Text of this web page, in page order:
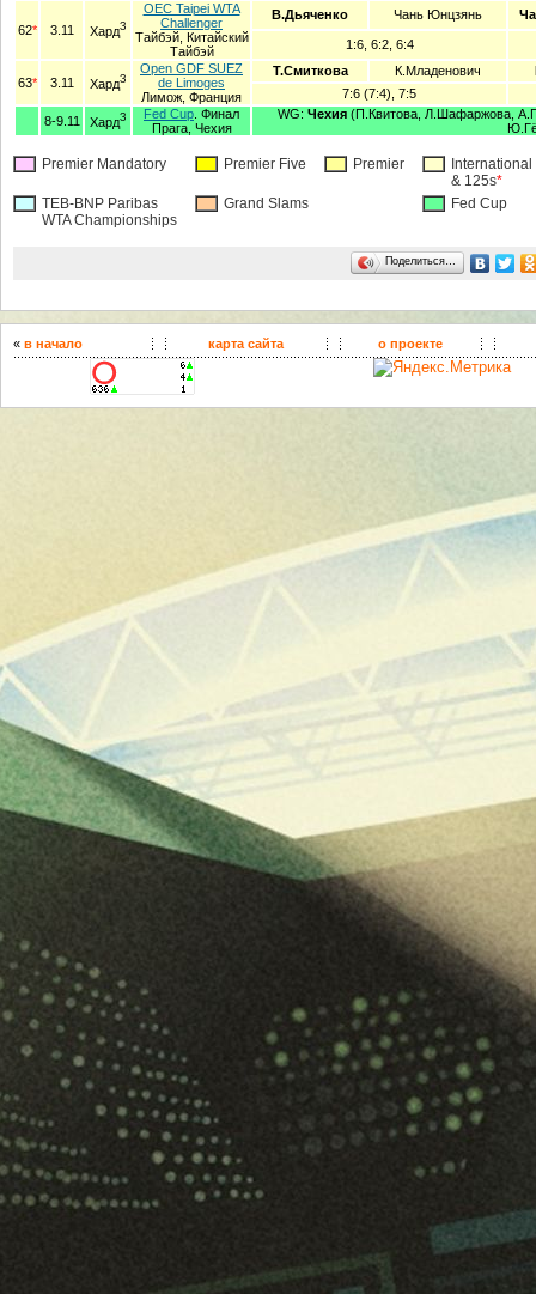
62* 3.11 ХардЗ
OEC Taipei WTA
Challenger
Тайбэй, Китайский
Тайбэй
В.Дьяченко Чань Юнцзянь
1:6, 6:2, 6:4
63* 3.11 ХардЗ
Open GDF SUEZ
de Limoges
Лимож, Франция
Т.Смиткова К.Младенович
7:6 (7:4), 7:5
8-9.11
ХардЗ Fed Cup . Финал
Прага, Чехия
WG: Чехия(П.Квитова, Л.Шафаржова,
Premier Mandatory Premier Five Premier
International
& 125s*
TEB-BNP Paribas
WTA Championships
Grand Slams Fed Cup
Поделиться…
« в начало карта сайта о проекте